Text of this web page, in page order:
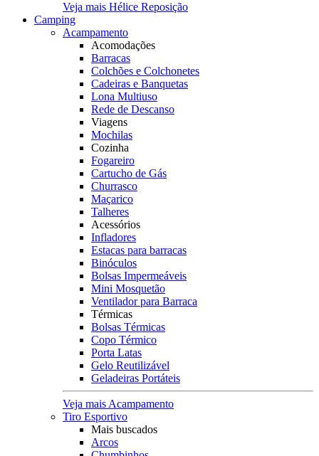
Veja mais Hélice Reposição
Camping
Acampamento
Acomodações
Barracas
Colchões e Colchonetes
Cadeiras e Banquetas
Lona Multiuso
Rede de Descanso
Viagens
Mochilas
Cozinha
Fogareiro
Cartucho de Gás
Churrasco
Maçarico
Talheres
Acessórios
Infladores
Estacas para barracas
Binóculos
Bolsas Impermeáveis
Mini Mosquetão
Ventilador para Barraca
Térmicas
Bolsas Térmicas
Copo Térmico
Porta Latas
Gelo Reutilizável
Geladeiras Portáteis
Veja mais Acampamento
Tiro Esportivo
Mais buscados
Arcos